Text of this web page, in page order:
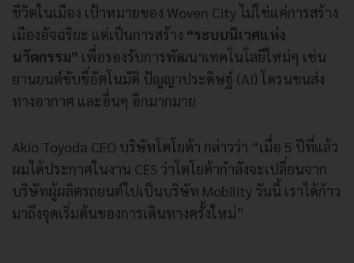
ชีวิตในเมือง เป้าหมายของ Woven City ไม่ใช่แค่การสร้าง
เมืองอัจฉริยะ แต่เป็นการสร้าง “ระบบนิเวศแห่ง
นวัตกรรม” เพื่อรองรับการพัฒนาเทคโนโลยีใหม่ๆ เช่น
ยานยนต์ขับขี่อัตโนมัติ ปัญญาประดิษฐ์ (AI) โดรนขนส่ง
ทางอากาศ และอื่นๆ อีกมากมาย
Akio Toyoda CEO บริษัทโตโยต้า กล่าวว่า “เมื่อ 5 ปีที่แล้ว
ผมได้ประกาศในงาน CES ว่าโตโยต้ากำลังจะเปลี่ยนจาก
บริษัทผู้ผลิตรถยนต์ไปเป็นบริษัท Mobility วันนี้ เราได้ก้าว
มาถึงจุดเริ่มต้นของการเดินทางครั้งใหม่”